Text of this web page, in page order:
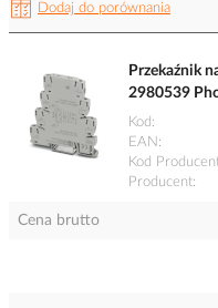
Dodaj do porównania
Przekaźnik
2980539
Kod
EAN
Kod
Producent
Cena brutto